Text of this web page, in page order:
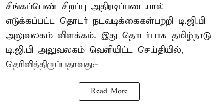
சிங்கப்பெண் சிறப்பு அதிரடிப்படையால்
எடுக்கப்பட்ட தொடர் நடவடிக்கைகள்பற்றி டி.ஜி.பி
அலுவலகம் விளக்கம். இது தொடர்பாக தமிழ்நாடு
டி.ஜி.பி அலுவலகம் வெளியிட்ட செய்தியில்,
தெரிவித்திருப்பதாவது:-
Read More